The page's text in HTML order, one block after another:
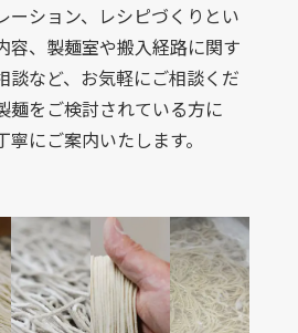
ーション、レシピづくりとい
容、製麺室や搬入経路に関す
談など、お気軽にご相談くだ
麺をご検討されている方に
にご案内いたします。